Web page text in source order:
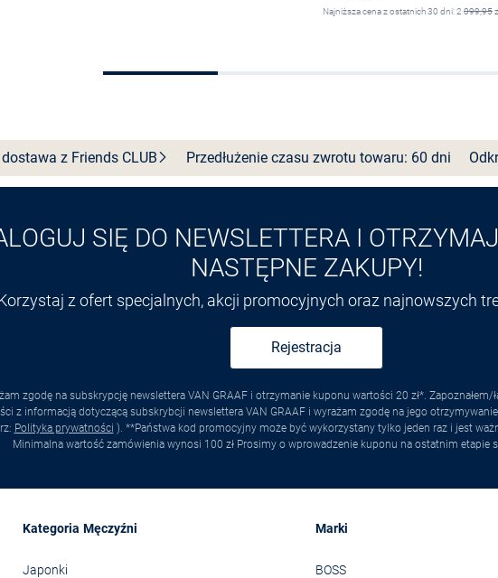
Wybierz rozmiar
Najniższa cena z ostatnich 30 dni: 2 099,95
dostawa z FriendsCLUB Przedłużenie czasu zwrotu towaru: 60 dni
SIĘ DO NEWSLETTERA I OTRZYMAJ
NASTĘPNE ZAKUPY!
z ofert specjalnych, akcji promocyjnych oraz najnowszych
Rejestracja
zgodę na subskrypcję newslettera VAN GRAAF i otrzymanie kuponu wartości 20 zł*.
z informacją dotyczącą subskrybcji newslettera VAN GRAAF i wyrażam zgodę na jego
Polityka prywatności ). **Państwa kod promocyjny może być wykorzystany tylko jeden raz i jest
Minimalna wartość zamówienia wynosi 100 zł Prosimy o wprowadzenie kuponu na ostatnim etapie
Kategoria Męczyźni
Japonki
Marki
BOSS